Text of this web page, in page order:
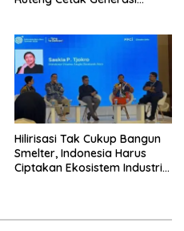
Hilirisasi Tak Cukup Bangun
Smelter, Indonesia Harus
Ciptakan Ekosistem Industri